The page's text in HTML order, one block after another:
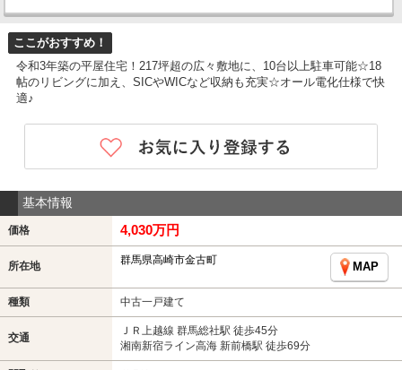
ここがおすすめ！
令和3年築の平屋住宅！217坪超の広々敷地に、10台以上駐車可能☆18
帖のリビングに加え、SICやWICなど収納も充実☆オール電化仕様で快
適♪
基本情報
価格 4,030万円
所在地 群馬県高崎市金古町
MAP
種類 中古一戸建て
交通
ＪＲ上越線 群馬総社駅 徒歩45分
湘南新宿ライン高海 新前橋駅 徒歩69分